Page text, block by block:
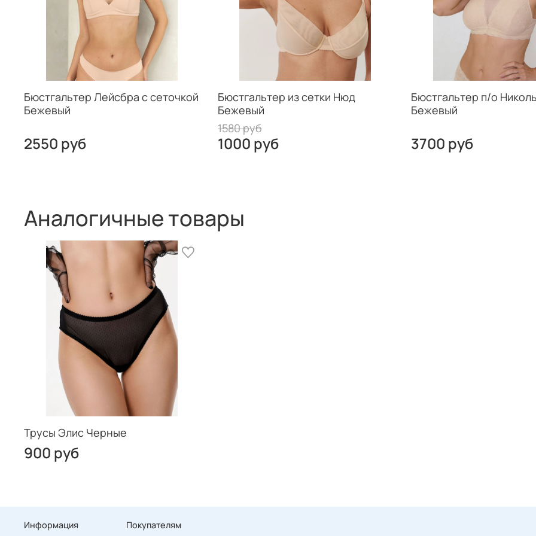
Бюстгальтер Лейсбра с сеточкой
Бежевый
2550 руб
Бюстгальтер из сетки Нюд
Бежевый
1580 руб
1000 руб
Бюстгальтер п/о
Бежевый
3700 руб
Аналогичные товары
Трусы Элис Черные
900 руб
Информация Покупателям